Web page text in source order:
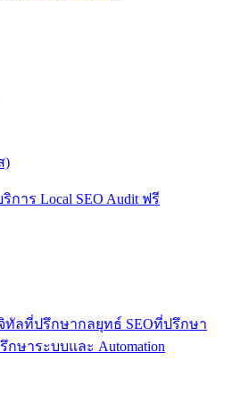
)
การ Local SEO Audit ฟรี
ทัลที่ปรึกษากลยุทธ์ SEOที่ปรึกษา
กษาระบบและ Automation